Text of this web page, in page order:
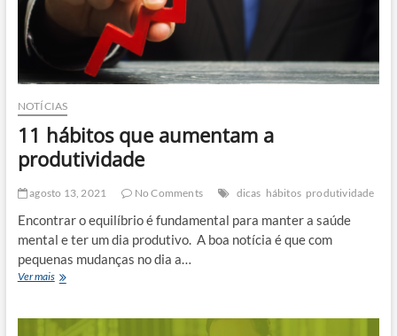
NOTÍCIAS
11 hábitos que aumentam a
produtividade
agosto 13, 2021 No Comments dicas hábitos produtividade
Encontrar o equilíbrio é fundamental para manter a saúde
mental e ter um dia produtivo. A boa notícia é que com
pequenas mudanças no dia a…
Ver mais11
aumentam